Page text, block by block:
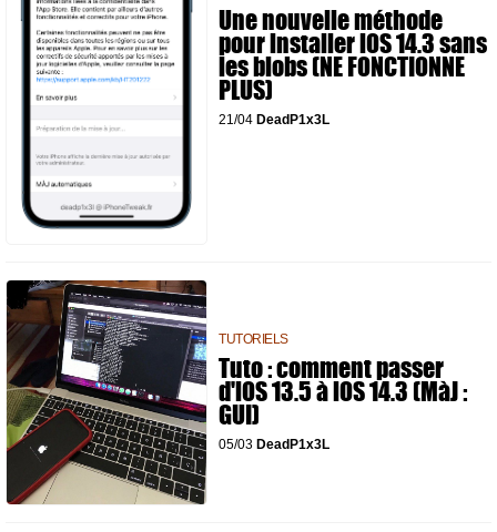
Une nouvelle méthode
pour installer iOS 14.3 sans
les blobs (NE FONCTIONNE
PLUS)
21/04 DeadP1x3L
TUTORIELS
Tuto : comment passer
d'iOS 13.5 à iOS 14.3 (MàJ :
GUI)
05/03 DeadP1x3L